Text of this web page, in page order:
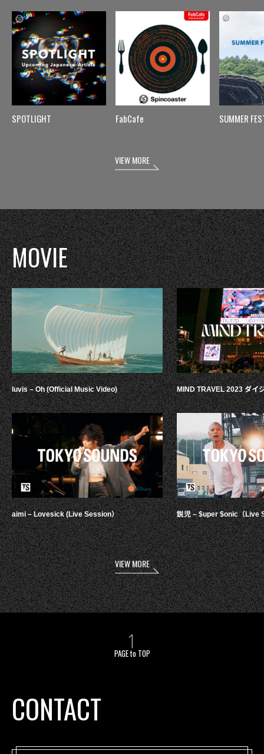
SPOTLIGHT FabCafe SUMMER
VIEW MORE
MOVIE
luvis – Oh (Official Music Video)
aimi – Lovesick (Live Session）
MIND TRAVEL 2023 ダイ
鋭児 – $uper $onic（Live
VIEW MORE
PAGE to TOP
CONTACT